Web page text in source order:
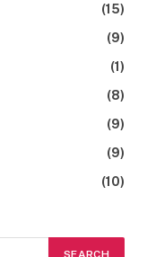
(15)
(9)
(1)
(8)
(9)
(9)
(10)